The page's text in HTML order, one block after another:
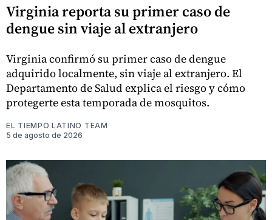
Virginia reporta su primer caso de
dengue sin viaje al extranjero
Virginia confirmó su primer caso de dengue
adquirido localmente, sin viaje al extranjero. El
Departamento de Salud explica el riesgo y cómo
protegerte esta temporada de mosquitos.
EL TIEMPO LATINO TEAM
5 de agosto de 2026